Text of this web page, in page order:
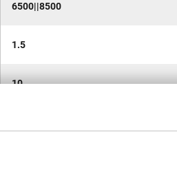
6500||8500
1.5
10